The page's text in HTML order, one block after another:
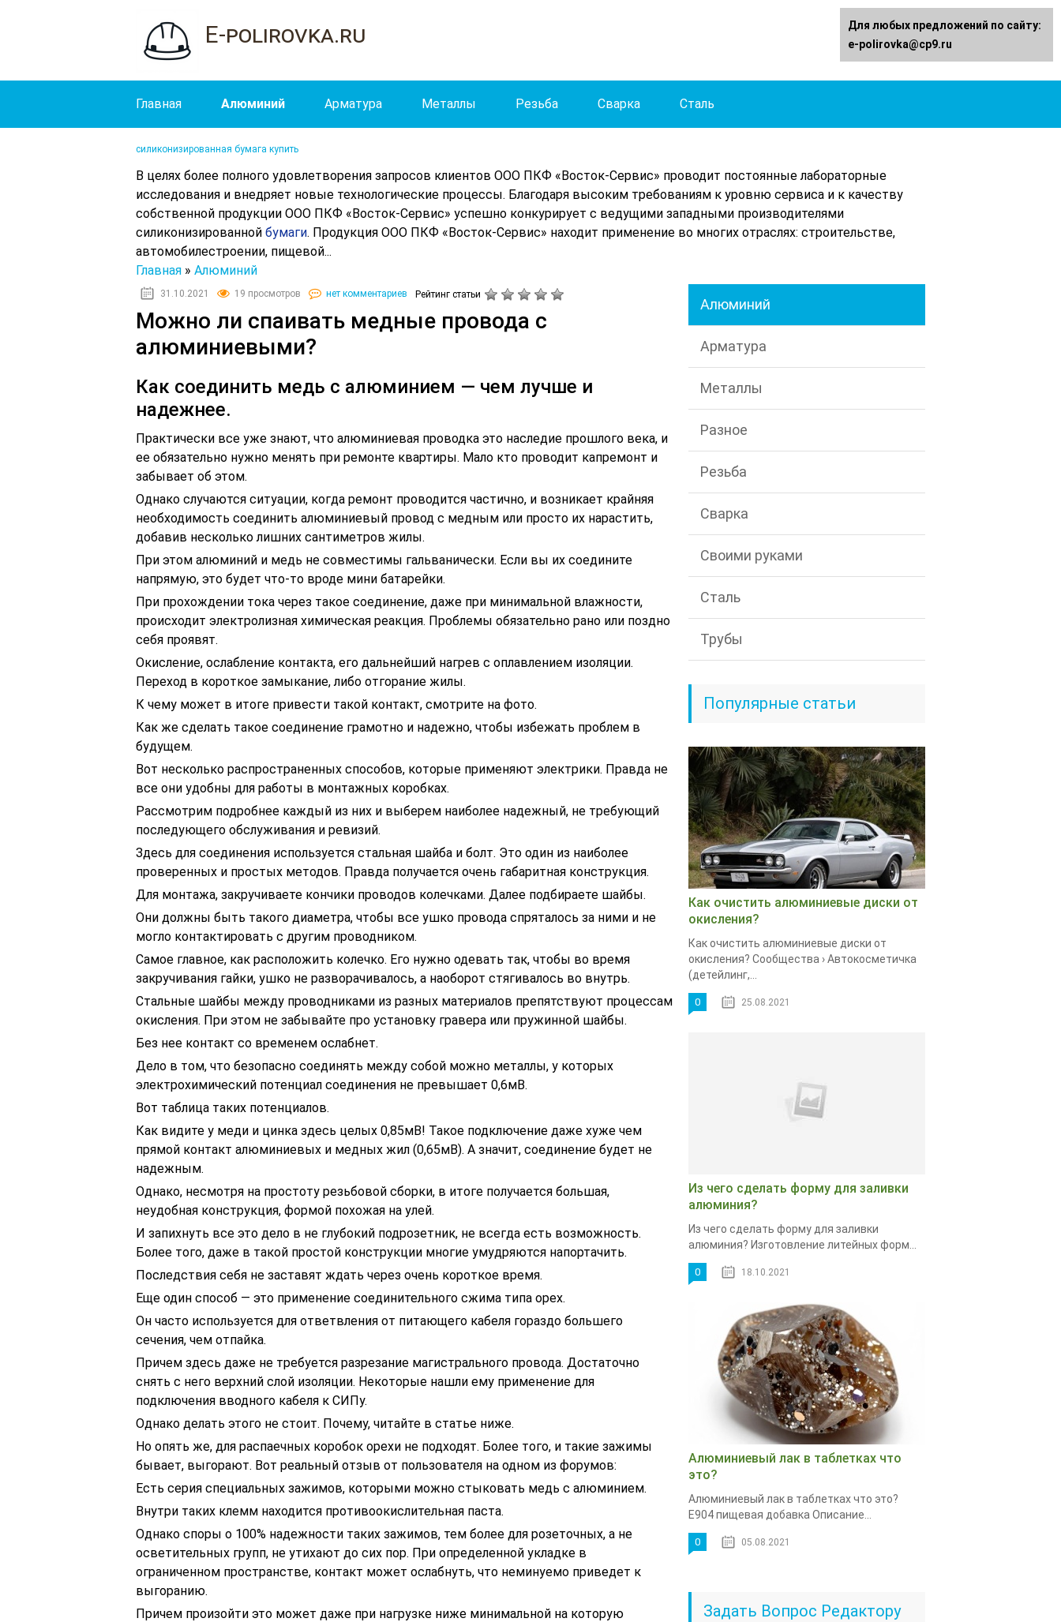
E-polirovka.ru
Главная Алюминий Арматура Металлы Резьба Сварка Сталь
силиконизированная бумага купить
В целях более полного удовлетворения запросов клиентов ООО ПКФ «Восток-Сервис» проводит постоянные лабораторные
исследования и внедряет новые технологические процессы. Благодаря высоким требованиям к уровню сервиса и к качеству
собственной продукции ООО ПКФ «Восток-Сервис» успешно конкурирует с ведущими западными производителями
силиконизированной бумаги. Продукция ООО ПКФ «Восток-Сервис» находит применение во многих отраслях: строительстве,
автомобилестроении, пищевой...
Главная » Алюминий
31.10.2021 19 просмотров нет комментариев Рейтинг статьи
Можно ли спаивать медные провода с
алюминиевыми?
Как соединить медь с алюминием — чем лучше и
надежнее.
Практически все уже знают, что алюминиевая проводка это наследие прошлого века, и
ее обязательно нужно менять при ремонте квартиры. Мало кто проводит капремонт и
забывает об этом.
Однако случаются ситуации, когда ремонт проводится частично, и возникает крайняя
необходимость соединить алюминиевый провод с медным или просто их нарастить,
добавив несколько лишних сантиметров жилы.
При этом алюминий и медь не совместимы гальванически. Если вы их соедините
напрямую, это будет что-то вроде мини батарейки.
При прохождении тока через такое соединение, даже при минимальной влажности,
происходит электролизная химическая реакция. Проблемы обязательно рано или поздно
себя проявят.
Окисление, ослабление контакта, его дальнейший нагрев с оплавлением изоляции.
Переход в короткое замыкание, либо отгорание жилы.
К чему может в итоге привести такой контакт, смотрите на фото.
Как же сделать такое соединение грамотно и надежно, чтобы избежать проблем в
будущем.
Вот несколько распространенных способов, которые применяют электрики. Правда не
все они удобны для работы в монтажных коробках.
Рассмотрим подробнее каждый из них и выберем наиболее надежный, не требующий
последующего обслуживания и ревизий.
Здесь для соединения используется стальная шайба и болт. Это один из наиболее
проверенных и простых методов. Правда получается очень габаритная конструкция.
Для монтажа, закручиваете кончики проводов колечками. Далее подбираете шайбы.
Они должны быть такого диаметра, чтобы все ушко провода спряталось за ними и не
могло контактировать с другим проводником.
Самое главное, как расположить колечко. Его нужно одевать так, чтобы во время
закручивания гайки, ушко не разворачивалось, а наоборот стягивалось во внутрь.
Стальные шайбы между проводниками из разных материалов препятствуют процессам
окисления. При этом не забывайте про установку гравера или пружинной шайбы.
Без нее контакт со временем ослабнет.
Дело в том, что безопасно соединять между собой можно металлы, у которых
электрохимический потенциал соединения не превышает 0,6мВ.
Вот таблица таких потенциалов.
Как видите у меди и цинка здесь целых 0,85мВ! Такое подключение даже хуже чем
прямой контакт алюминиевых и медных жил (0,65мВ). А значит, соединение будет не
надежным.
Однако, несмотря на простоту резьбовой сборки, в итоге получается большая,
неудобная конструкция, формой похожая на улей.
И запихнуть все это дело в не глубокий подрозетник, не всегда есть возможность.
Более того, даже в такой простой конструкции многие умудряются напортачить.
Последствия себя не заставят ждать через очень короткое время.
Еще один способ — это применение соединительного сжима типа орех.
Он часто используется для ответвления от питающего кабеля гораздо большего
сечения, чем отпайка.
Причем здесь даже не требуется разрезание магистрального провода. Достаточно
снять с него верхний слой изоляции. Некоторые нашли ему применение для
подключения вводного кабеля к СИПу.
Однако делать этого не стоит. Почему, читайте в статье ниже.
Но опять же, для распаечных коробок орехи не подходят. Более того, и такие зажимы
бывает, выгорают. Вот реальный отзыв от пользователя на одном из форумов:
Есть серия специальных зажимов, которыми можно стыковать медь с алюминием.
Внутри таких клемм находится противоокислительная паста.
Однако споры о 100% надежности таких зажимов, тем более для розеточных, а не
осветительных групп, не утихают до сих пор. При определенной укладке в
ограниченном пространстве, контакт может ослабнуть, что неминуемо приведет к
выгоранию.
Причем произойти это может даже при нагрузке ниже минимальной на которую
Алюминий
Арматура
Металлы
Разное
Резьба
Сварка
Своими руками
Сталь
Трубы
Популярные статьи
Как очистить алюминиевые диски от
окисления?
Как очистить алюминиевые диски от
окисления? Сообщества › Автокосметичка
(детейлинг,...
0 25.08.2021
Из чего сделать форму для заливки
алюминия?
Из чего сделать форму для заливки
алюминия? Изготовление литейных форм...
0 18.10.2021
Алюминиевый лак в таблетках что
это?
Алюминиевый лак в таблетках что это?
Е904 пищевая добавка Описание...
0 05.08.2021
Задать Вопрос Редактору
Для любых предложений по сайту:
e-polirovka@cp9.ru